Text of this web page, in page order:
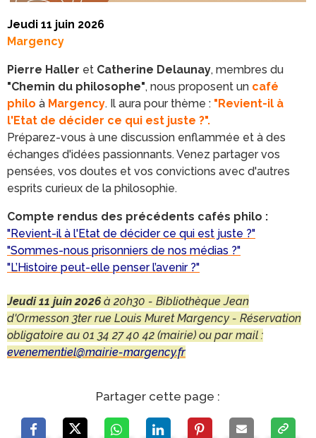
Jeudi 11 juin 2026
Margency
Pierre Haller et Catherine Delaunay, membres du
"Chemin du philosophe", nous proposent un café
philo à Margency. Il aura pour thème : "Revient-il à
l'Etat de décider ce qui est juste ?".
Préparez-vous à une discussion enflammée et à des
échanges d'idées passionnants. Venez partager vos
pensées, vos doutes et vos convictions avec d'autres
esprits curieux de la philosophie.
Compte rendus des précédents cafés philo :
"Revient-il à l'Etat de décider ce qui est juste ?"
"Sommes-nous prisonniers de nos médias ?"
"L’Histoire peut-elle penser l’avenir ?"
Jeudi 11 juin 2026 à 20h30 - Bibliothèque Jean
d'Ormesson 3ter rue Louis Muret Margency - Réservation
obligatoire au 01 34 27 40 42 (mairie) ou par mail :
evenementiel@mairie-margency.fr
Partager cette page :